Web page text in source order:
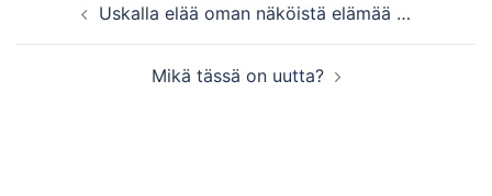
navigationUskalla elää oman näköistä elämää …
Mikä tässä on uutta?